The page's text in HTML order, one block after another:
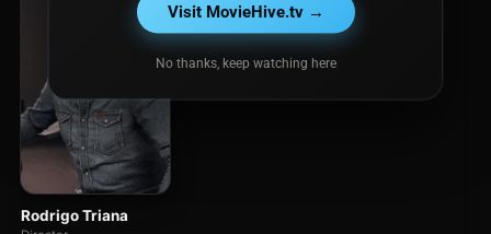
Rodrigo Triana
Visit MovieHive.tv →
No thanks, keep watching here